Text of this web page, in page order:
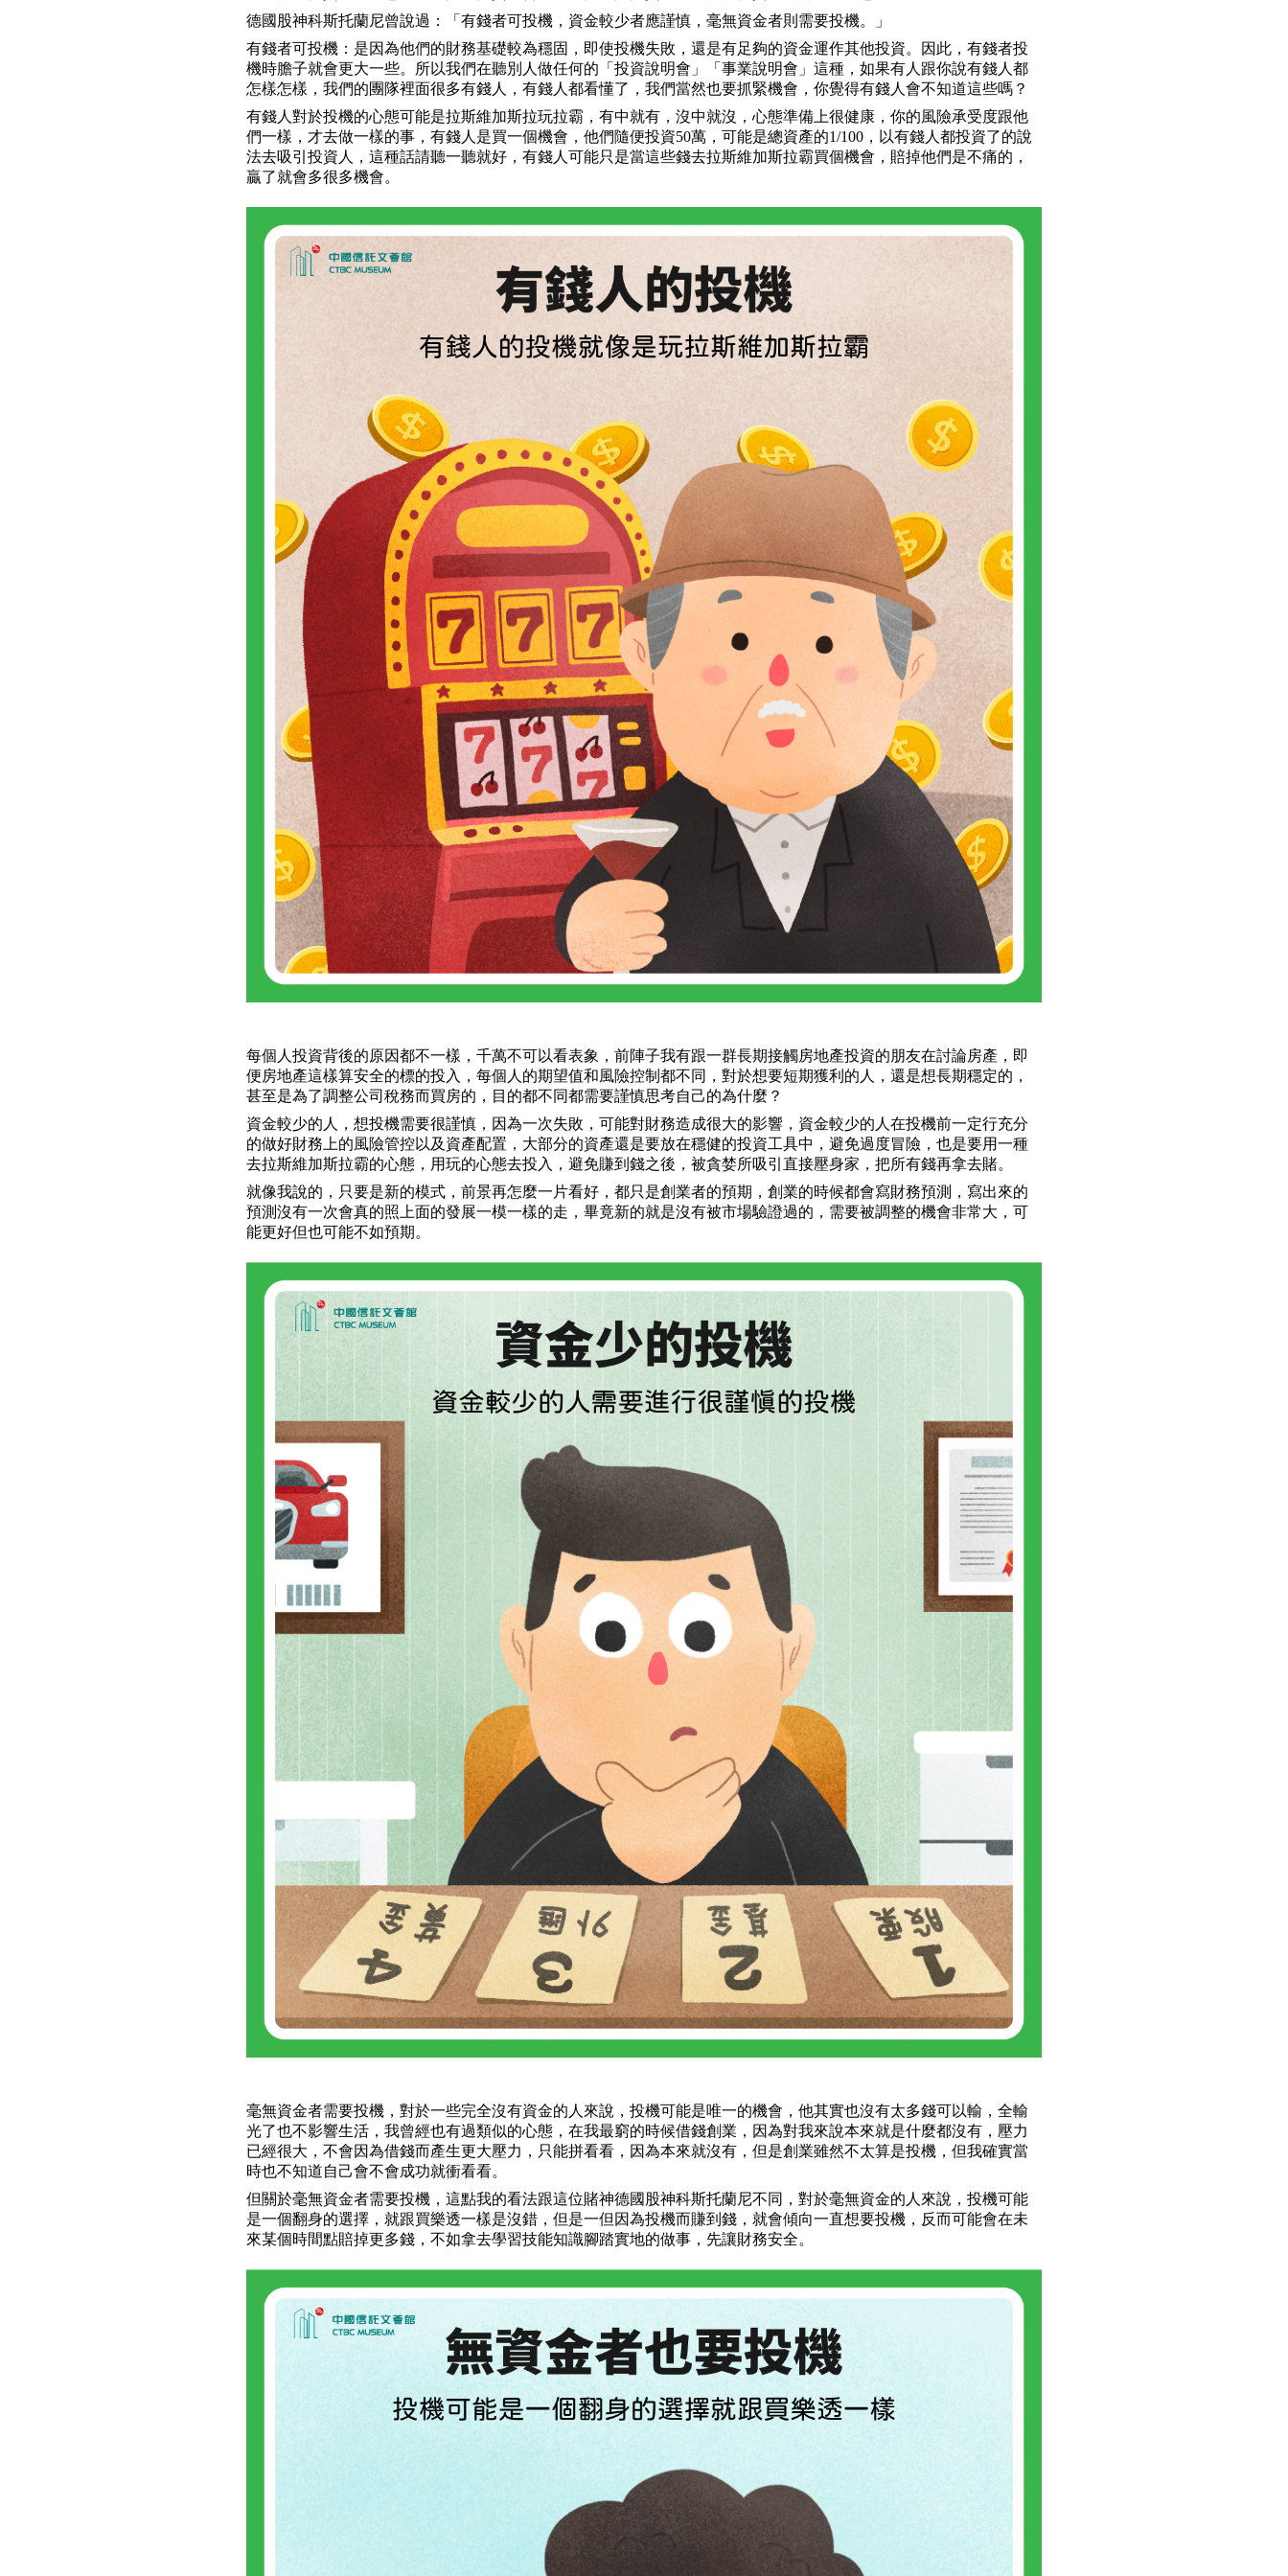
德國股神科斯托蘭尼曾說過：「有錢者可投機，資金較少者應謹慎，毫無資金者則需要投機。」
有錢者可投機：是因為他們的財務基礎較為穩固，即使投機失敗，還是有足夠的資金運作其他投資。因此，有錢者投
機時膽子就會更大一些。所以我們在聽別人做任何的「投資說明會」「事業說明會」這種，如果有人跟你說有錢人都
怎樣怎樣，我們的團隊裡面很多有錢人，有錢人都看懂了，我們當然也要抓緊機會，你覺得有錢人會不知道這些嗎？
有錢人對於投機的心態可能是拉斯維加斯拉玩拉霸，有中就有，沒中就沒，心態準備上很健康，你的風險承受度跟他
們一樣，才去做一樣的事，有錢人是買一個機會，他們隨便投資50萬，可能是總資產的1/100，以有錢人都投資了的說
法去吸引投資人，這種話請聽一聽就好，有錢人可能只是當這些錢去拉斯維加斯拉霸買個機會，賠掉他們是不痛的，
贏了就會多很多機會。
每個人投資背後的原因都不一樣，千萬不可以看表象，前陣子我有跟一群長期接觸房地產投資的朋友在討論房產，即
便房地產這樣算安全的標的投入，每個人的期望值和風險控制都不同，對於想要短期獲利的人，還是想長期穩定的，
甚至是為了調整公司稅務而買房的，目的都不同都需要謹慎思考自己的為什麼？
資金較少的人，想投機需要很謹慎，因為一次失敗，可能對財務造成很大的影響，資金較少的人在投機前一定行充分
的做好財務上的風險管控以及資產配置，大部分的資產還是要放在穩健的投資工具中，避免過度冒險，也是要用一種
去拉斯維加斯拉霸的心態，用玩的心態去投入，避免賺到錢之後，被貪婪所吸引直接壓身家，把所有錢再拿去賭。
就像我說的，只要是新的模式，前景再怎麼一片看好，都只是創業者的預期，創業的時候都會寫財務預測，寫出來的
預測沒有一次會真的照上面的發展一模一樣的走，畢竟新的就是沒有被市場驗證過的，需要被調整的機會非常大，可
能更好但也可能不如預期。
毫無資金者需要投機，對於一些完全沒有資金的人來說，投機可能是唯一的機會，他其實也沒有太多錢可以輸，全輸
光了也不影響生活，我曾經也有過類似的心態，在我最窮的時候借錢創業，因為對我來說本來就是什麼都沒有，壓力
已經很大，不會因為借錢而產生更大壓力，只能拼看看，因為本來就沒有，但是創業雖然不太算是投機，但我確實當
時也不知道自己會不會成功就衝看看。
但關於毫無資金者需要投機，這點我的看法跟這位賭神德國股神科斯托蘭尼不同，對於毫無資金的人來說，投機可能
是一個翻身的選擇，就跟買樂透一樣是沒錯，但是一但因為投機而賺到錢，就會傾向一直想要投機，反而可能會在未
來某個時間點賠掉更多錢，不如拿去學習技能知識腳踏實地的做事，先讓財務安全。